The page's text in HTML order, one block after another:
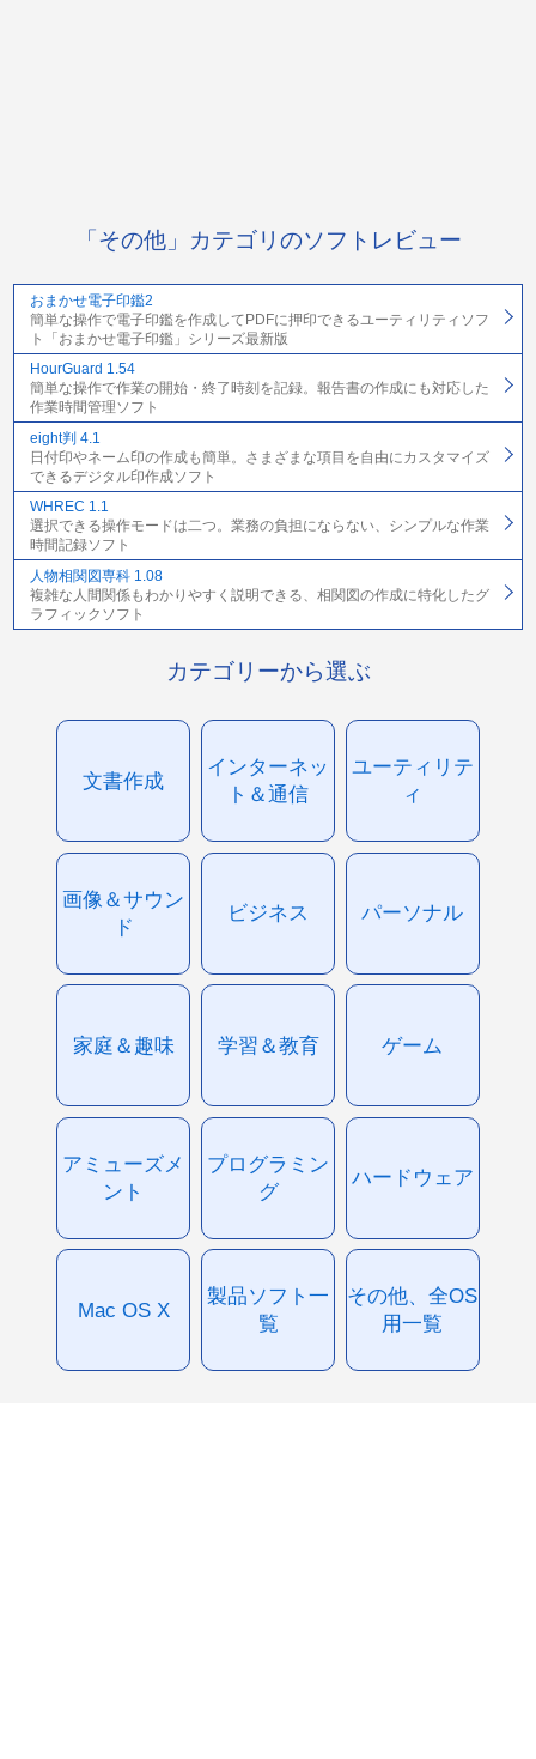
「その他」カテゴリのソフトレビュー
おまかせ電子印鑑2
簡単な操作で電子印鑑を作成してPDFに押印できるユーティリティソフ
ト「おまかせ電子印鑑」シリーズ最新版
HourGuard 1.54
簡単な操作で作業の開始・終了時刻を記録。報告書の作成にも対応した
作業時間管理ソフト
eight判 4.1
日付印やネーム印の作成も簡単。さまざまな項目を自由にカスタマイズ
できるデジタル印作成ソフト
WHREC 1.1
選択できる操作モードは二つ。業務の負担にならない、シンプルな作業
時間記録ソフト
人物相関図専科 1.08
複雑な人間関係もわかりやすく説明できる、相関図の作成に特化したグ
ラフィックソフト
カテゴリーから選ぶ
文書作成
インターネッ
ト＆通信
ユーティリテ
ィ
画像＆サウン
ド
ビジネス パーソナル
家庭＆趣味 学習＆教育 ゲーム
アミューズメ
ント
プログラミン
グ
ハードウェア
Mac OS X
製品ソフト一
覧
その他、全OS
用一覧